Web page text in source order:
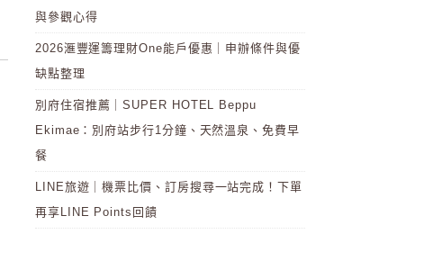
與參觀心得
2026滙豐運籌理財One能戶優惠｜申辦條件與優
缺點整理
別府住宿推薦｜SUPER HOTEL Beppu
Ekimae：別府站步行1分鐘、天然溫泉、免費早
餐
LINE旅遊｜機票比價、訂房搜尋一站完成！下單
再享LINE Points回饋